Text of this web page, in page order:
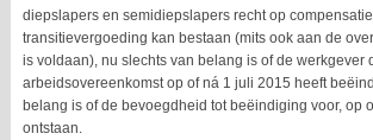
diepslapers en semidiepslapers recht op
transitievergoeding kan bestaan (mits ook aan de
is voldaan), nu slechts van belang is of de werkgever
arbeidsovereenkomst op of ná 1 juli 2015 heeft
belang is of de bevoegdheid tot beëindiging voor, op
ontstaan.